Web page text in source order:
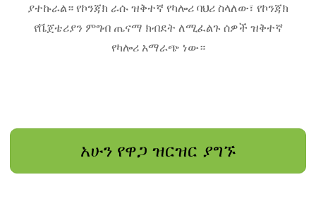
ያተኩራል። የኮንጃክ ራሱ ዝቅተኛ የካሎሪ ባህሪ ስላለው፣ የኮንጃክ
የቬጀቴሪያን ምግብ ጤናማ ክብደት ለሚፈልጉ ሰዎች ዝቅተኛ
የካሎሪ አማራጭ ነው።
አሁን የዋጋ ዝርዝር ያግኙ